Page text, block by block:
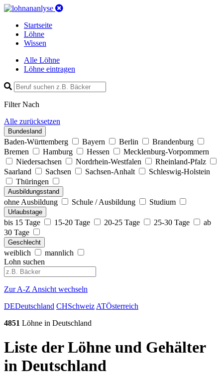
Startseite
Löhne
Wissen
Alle Löhne
Löhne eintragen
Filter Nach
Alle zurücksetzen
Bundesland
Baden-Württemberg Bayern Berlin
Brandenburg
Bremen
Hamburg Hessen
Mecklenburg-Vorpommern
Niedersachsen
Nordrhein-Westfalen
Rheinland-Pfalz
Saarland
Sachsen Sachsen-Anhalt
Schleswig-Holstein
Thüringen
Ausbildungs­stand
ohne Ausbildung Schule / Ausbildung Studium
Urlaubstage
bis 15 Tage 15-20 Tage 20-25 Tage 25-30 Tage
ab
30 Tage
Geschlecht
weiblich
mannlich
Lohn suchen
Zur A-Z Ansicht wechseln
DEDeutschland CHSchweiz ATÖsterreich
4851 Löhne in Deutschland
Liste der Löhne und Gehälter
in Deutschland